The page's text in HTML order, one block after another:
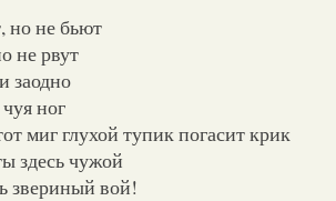
но не бьют
не рвут
заодно
ног
миг глухой тупик погасит крик
здесь чужой
звериный вой!